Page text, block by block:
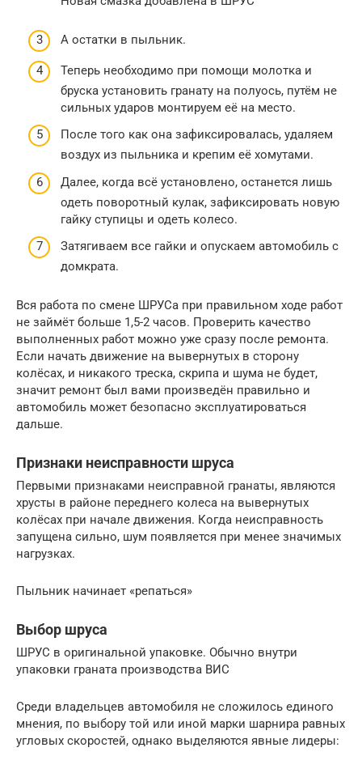
А остатки в пыльник.
Теперь необходимо при помощи молотка и
бруска установить гранату на полуось, путём не
сильных ударов монтируем её на место.
После того как она зафиксировалась, удаляем
воздух из пыльника и крепим её хомутами.
Далее, когда всё установлено, останется лишь
одеть поворотный кулак, зафиксировать новую
гайку ступицы и одеть колесо.
Затягиваем все гайки и опускаем автомобиль с
домкрата.
Вся работа по смене ШРУСа при правильном ходе работ
не займёт больше 1,5-2 часов. Проверить качество
выполненных работ можно уже сразу после ремонта.
Если начать движение на вывернутых в сторону
колёсах, и никакого треска, скрипа и шума не будет,
значит ремонт был вами произведён правильно и
автомобиль может безопасно эксплуатироваться
дальше.
Признаки неисправности шруса
Первыми признаками неисправной гранаты, являются
хрусты в районе переднего колеса на вывернутых
колёсах при начале движения. Когда неисправность
запущена сильно, шум появляется при менее значимых
нагрузках.
Пыльник начинает «репаться»
Выбор шруса
ШРУС в оригинальной упаковке. Обычно внутри
упаковки граната производства ВИС
Среди владельцев автомобиля не сложилось единого
мнения, по выбору той или иной марки шарнира равных
угловых скоростей, однако выделяются явные лидеры: